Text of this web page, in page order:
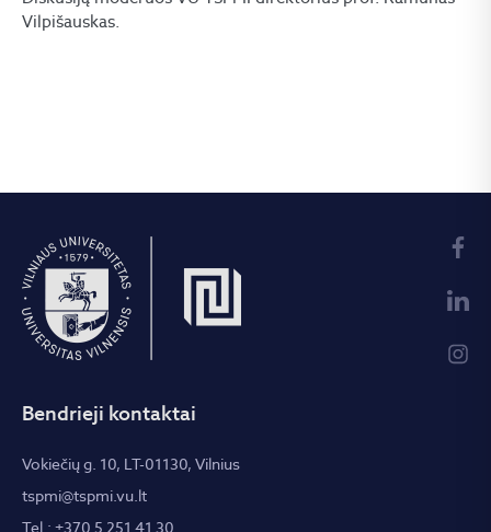
Vilpišauskas.
Bendrieji kontaktai
Vokiečių g. 10, LT-01130, Vilnius
tspmi@tspmi.vu.lt
Tel.: +370 5 251 41 30